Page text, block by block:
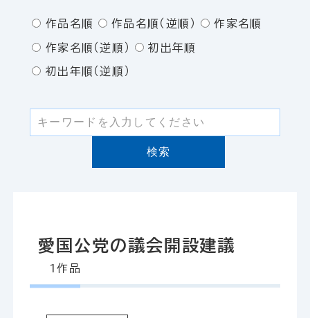
作品名順 作品名順（逆順） 作家名順
作家名順（逆順） 初出年順
初出年順（逆順）
検索
愛国公党の議会開設建議
1作品